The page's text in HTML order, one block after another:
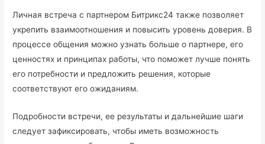
Личная встреча с партнером Битрикс24 также позволяет
укрепить взаимоотношения и повысить уровень доверия. В
процессе общения можно узнать больше о партнере, его
ценностях и принципах работы, что поможет лучше понять
его потребности и предложить решения, которые
соответствуют его ожиданиям.
Подробности встречи, ее результаты и дальнейшие шаги
следует зафиксировать, чтобы иметь возможность